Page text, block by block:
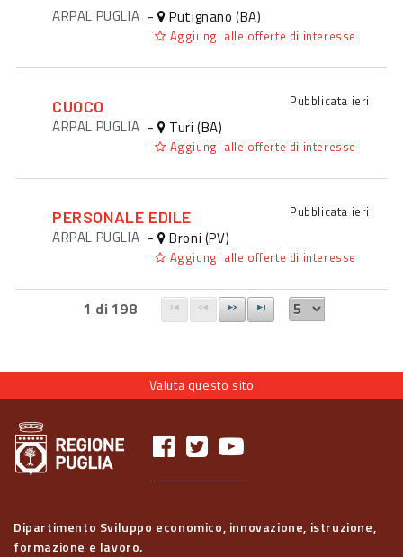
ARPAL PUGLIA - Putignano (BA)
Aggiungi alle offerte di interesse
CUOCO Pubblicata ieri
ARPAL PUGLIA - Turi (BA)
Aggiungi alle offerte di interesse
PERSONALE EDILE Pubblicata ieri
ARPAL PUGLIA - Broni (PV)
Aggiungi alle offerte di interesse
1 di 198
Valuta questo sito
Dipartimento Sviluppo economico, innovazione, istruzione,
formazione e lavoro.